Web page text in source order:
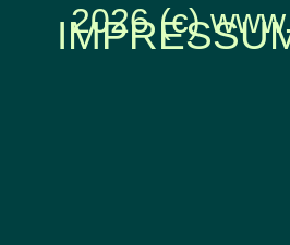
2026 (c)